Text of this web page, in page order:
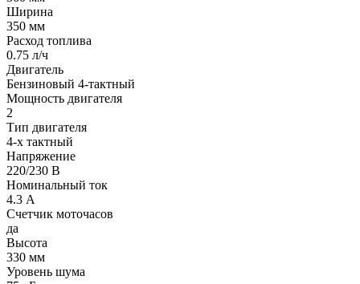
Ширина
350 мм
Расход топлива
0.75 л/ч
Двигатель
Бензиновый 4-тактный
Мощность двигателя
2
Тип двигателя
4-х тактный
Напряжение
220/230 В
Номинальный ток
4.3 А
Счетчик моточасов
да
Высота
330 мм
Уровень шума